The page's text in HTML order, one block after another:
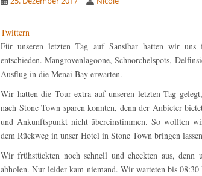
Twittern
Für unseren letzten Tag auf Sansibar hatten wir
entschieden. Mangrovenlagoone, Schnorchelspots,
Ausflug in die Menai Bay erwarten.
Wir hatten die Tour extra auf unseren letzten Tag
nach Stone Town sparen konnten, denn der Anbieter
und Ankunftspunkt nicht übereinstimmen. So wollten
dem Rückweg in unser Hotel in Stone Town bringen
Wir frühstückten noch schnell und checkten aus,
abholen. Nur leider kam niemand. Wir warteten bis